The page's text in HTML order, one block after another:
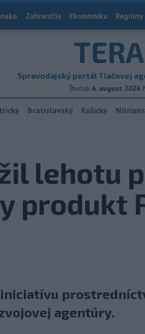
Zahraničie Ekonomika Regióny
Spravodajský portál Tlačovej
Štvrtok 6. august 2026
Bratislavský Košický
lehotu
produkt
agentúry.